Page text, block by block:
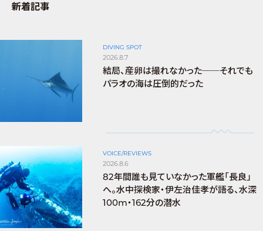
新着記事
DIVING SPOT
2026.8.7
結局、産卵は撮れなかった──それでも
パラオの海は圧倒的だった
VOICE/REVIEWS
2026.8.6
82年間誰も見ていなかった軍艦「長良」
へ。水中探検家・伊左治佳孝が語る、水深
100m・162分の潜水